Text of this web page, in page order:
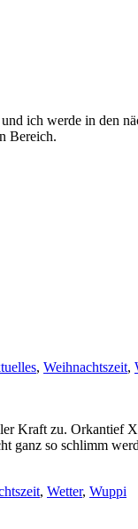
ich werde in den
Bereich.
, Weihnachtszeit,
Kraft zu. Orkantief
ganz so schlimm
, Wetter, Wuppi